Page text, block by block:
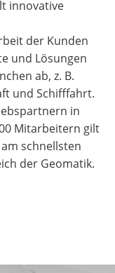
innovative
der Kunden
und Lösungen
ab, z. B.
und Schifffahrt.
in
Mitarbeitern gilt
schnellsten
der Geomatik.